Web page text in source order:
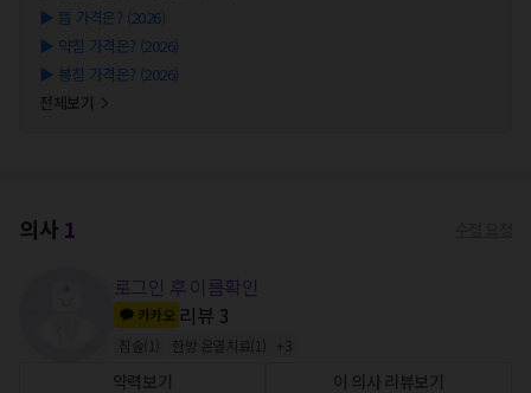
▶ 뜸 가격은? (2026)
▶ 약침 가격은? (2026)
▶ 봉침 가격은? (2026)
전체보기
의사 1
로그인 후 이름확인
카카오 리뷰 3
침술 한방 온열치료 + 3
약력보기 이 의사 리뷰보기